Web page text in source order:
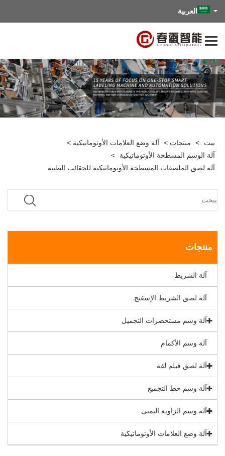
العربية
بيت > منتجات > آلة وضع العلامات الأوتوماتيكية >
آلة الوسم المسطحة الأوتوماتيكية
>
آلة لصق الملصقات المسطحة الأوتوماتيكية للحقائب الطبية
منتجات
آلة الشريط
آلة لصق الشريط الإسفنج
آلة وسم مستحضرات التجميل
آلة وسم الأكمام
آلة لصق فيلم لفة
آلة وسم خط التجميع
آلة وسم الزاوية اليمنى
آلة وضع العلامات الأوتوماتيكية